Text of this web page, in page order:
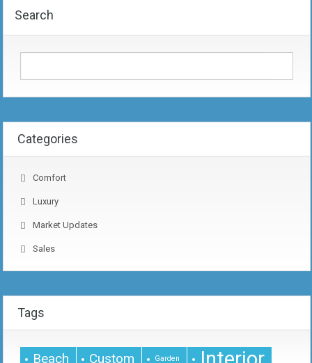
Search
Categories
Comfort
Luxury
Market Updates
Sales
Tags
Beach Custom Garden